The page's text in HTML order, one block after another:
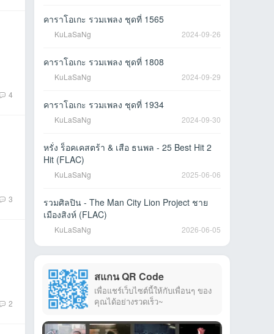
4
3
2
คาราโอเกะ รวมเพลง ชุดที่ 1565
KuLaSaNg 2024-09-26
คาราโอเกะ รวมเพลง ชุดที่ 1808
KuLaSaNg 2024-09-29
คาราโอเกะ รวมเพลง ชุดที่ 1934
KuLaSaNg 2024-09-30
หรั่ง ร็อคเคสตร้า & เสือ ธนพล - 25 Best Hit 2
Hit (FLAC)
KuLaSaNg 2025-06-06
รวมศิลปิน - The Man City Lion Project ชาย
เมืองสิงห์ (FLAC)
KuLaSaNg 2026-06-05
สแกน QR Code
เพื่อแชร์เว็บไซต์นี้ให้กับเพื่อนๆ ของ
คุณได้อย่างรวดเร็ว~